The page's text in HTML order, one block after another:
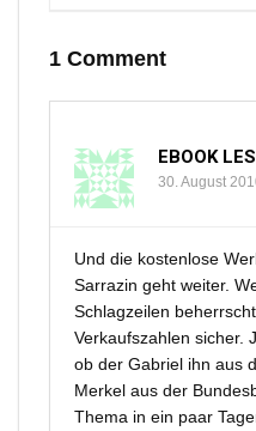
1 Comment
EBOOK
30. August
Und die kostenlose
Sarrazin geht weiter.
Schlagzeilen
Verkaufszahlen sicher.
ob der Gabriel ihn aus
Merkel aus der
Thema in ein paar